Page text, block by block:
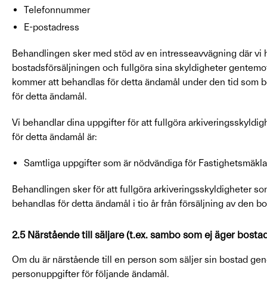
Telefonnummer
E-postadress
Behandlingen sker med stöd av en intresseavvägning där
bostadsförsäljningen och fullgöra sina skyldigheter
kommer att behandlas för detta ändamål under den tid
för detta ändamål.
Vi behandlar dina uppgifter för att fullgöra
för detta ändamål är:
Samtliga uppgifter som är nödvändiga för
Behandlingen sker för att fullgöra arkiveringsskyldigheter
behandlas för detta ändamål i tio år från försäljning av den
2.5 Närstående till säljare (t.ex. sambo som ej äger
Om du är närstående till en person som säljer sin bostad
personuppgifter för följande ändamål.